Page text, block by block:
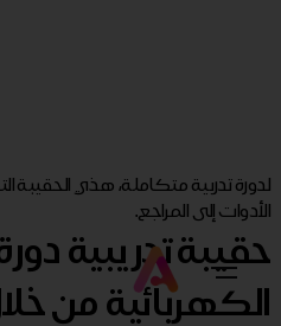
لدورة تدربية متكاملة، هذي
الأدوات إلى المراجع.
حقيبة تدريبية
الكهربائية من